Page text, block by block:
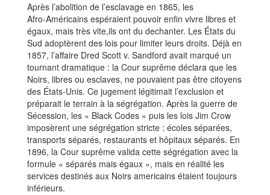
Après l’abolition de l’esclavage en 1865, les
Afro‑Américains espéraient pouvoir enfin vivre libres et
égaux, mais très vite,ils ont du dechanter. Les États du
Sud adoptèrent des lois pour limiter leurs droits. Déjà en
1857, l’affaire Dred Scott v. Sandford avait marqué un
tournant dramatique : la Cour suprême déclara que les
Noirs, libres ou esclaves, ne pouvaient pas être citoyens
des États‑Unis. Ce jugement légitimait l’exclusion et
préparait le terrain à la ségrégation. Après la guerre de
Sécession, les « Black Codes » puis les lois Jim Crow
imposèrent une ségrégation stricte : écoles séparées,
transports séparés, restaurants et hôpitaux séparés. En
1896, la Cour suprême valida cette ségrégation avec la
formule « séparés mais égaux », mais en réalité les
services destinés aux Noirs americains étaient toujours
inférieurs.